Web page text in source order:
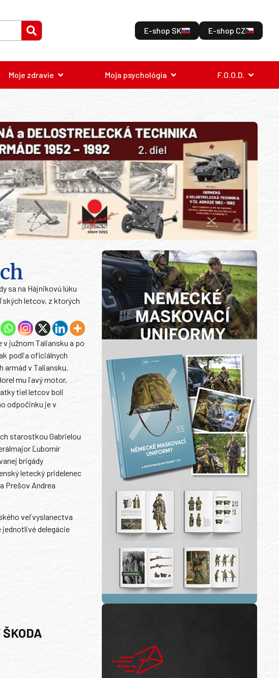
E-shop SK E-shop CZ
Moje zdravie Moja psychológia F.O.O.D.
sa na Hájnikovú lúku
letcov, z ktorých
južnom Taliansku a po
podľa oficiálnych
armád v Taliansku.
mu ľavý motor,
tiel letcov boli
odpočinku je v
starostkou Gabrielou
Ľubomír
brigády
letecký pridelenec
Prešov Andrea
veľvyslanectva
jednotlivé delegácie